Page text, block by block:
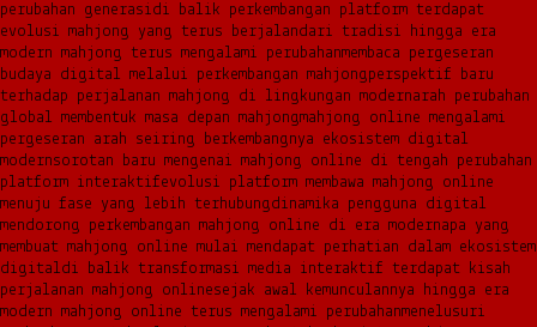
perubahan generasidi balik perkembangan platform terdapat
evolusi mahjong yang terus berjalandari tradisi hingga era
modern mahjong terus mengalami perubahanmembaca pergeseran
budaya digital melalui perkembangan mahjongperspektif baru
terhadap perjalanan mahjong di lingkungan modernarah perubahan
global membentuk masa depan mahjongmahjong online mengalami
pergeseran arah seiring berkembangnya ekosistem digital
modernsorotan baru mengenai mahjong online di tengah perubahan
platform interaktifevolusi platform membawa mahjong online
menuju fase yang lebih terhubungdinamika pengguna digital
mendorong perkembangan mahjong online di era modernapa yang
membuat mahjong online mulai mendapat perhatian dalam ekosistem
digitaldi balik transformasi media interaktif terdapat kisah
perjalanan mahjong onlinesejak awal kemunculannya hingga era
modern mahjong online terus mengalami perubahanmenelusuri